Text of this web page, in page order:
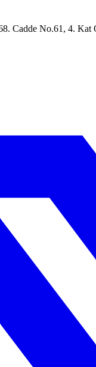
Cadde No.61, 4.